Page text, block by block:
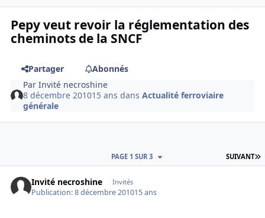
Pepy veut revoir la réglementation des
cheminots de la SNCF
Partager
Abonnés
ParInvité necroshine
8 décembre 201015 ans dansActualité ferroviaire
générale
SUIVANT
PAGE 1 SUR 3
Invité necroshine Invités
Publication:8 décembre 201015 ans